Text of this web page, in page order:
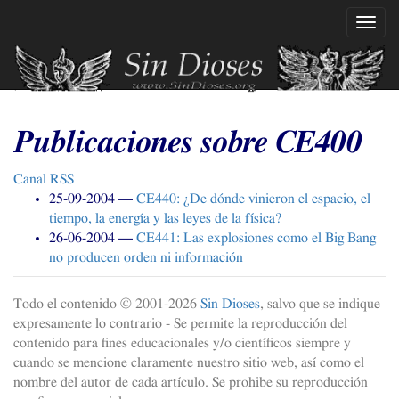
contenido
principal
Publicaciones sobre CE400
Canal RSS
25-09-2004
CE440: ¿De dónde vinieron el espacio, el
tiempo, la energía y las leyes de la física?
26-06-2004
CE441 : Las explosiones como el Big Bang
no producen orden ni información
Todo el contenido © 2001-2026 Sin Dioses, salvo que se indique
expresamente lo contrario - Se permite la reproducción del
contenido para fines educacionales y/o científicos siempre y
cuando se mencione claramente nuestro sitio web, así como el
nombre del autor de cada artículo. Se prohibe su reproducción